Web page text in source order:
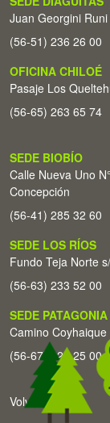
Juan Georgini
(56-51) 236 26 00
OFICINA CHILOÉ
Pasaje Los
(56-65) 263 65 74
SEDE BIOBÍO
Calle Nueva Uno
Concepción
(56-41) 285 32 60
SEDE LOS RÍOS
Fundo Teja Norte
(56-63) 233 52 00
SEDE PATAGONIA
Camino
(56-67) 226 25 00
Volver arriba